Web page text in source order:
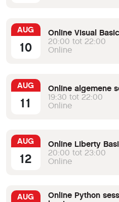
AUG
10
Online Visual
20:00 tot 22:00
Online
AUG
11
Online algemene
19:30 tot 22:00
Online
AUG
12
Online Liberty
20:00 tot 23:00
Online
AUG
Online Python